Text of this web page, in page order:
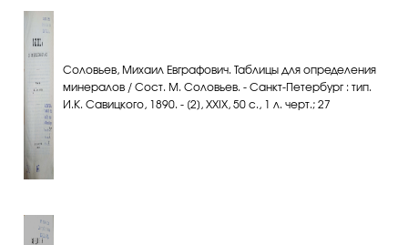
Соловьев, Михаил Евграфович. Таблицы для определения
минералов / Сост. М. Соловьев. - Санкт-Петербург : тип.
И.К. Савицкого, 1890. - [2], XXIX, 50 с., 1 л. черт.; 27